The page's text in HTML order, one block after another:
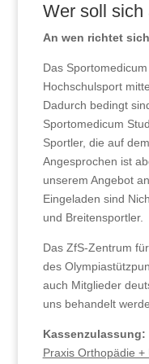
Wer soll sich
An wen richtet
Das
Hochschulsport
Dadurch bedingt
Sportomedicum
Sportler, die auf
Angesprochen ist
unserem Angebot
Eingeladen sind
und Breitensportler.
Das ZfS-Zentrum
des
auch Mitglieder
uns behandelt
Kassenzulassung:
Praxis Orthopädie +